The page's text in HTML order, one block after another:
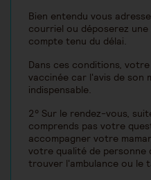
Bien entendu vous
courriel ou déposerez
compte tenu du délai.
Dans ces conditions,
vaccinée car l'avis de son
indispensable.
2° Sur le rendez-vous,
comprends pas votre
accompagner votre
votre qualité de personne
trouver l'ambulance ou le